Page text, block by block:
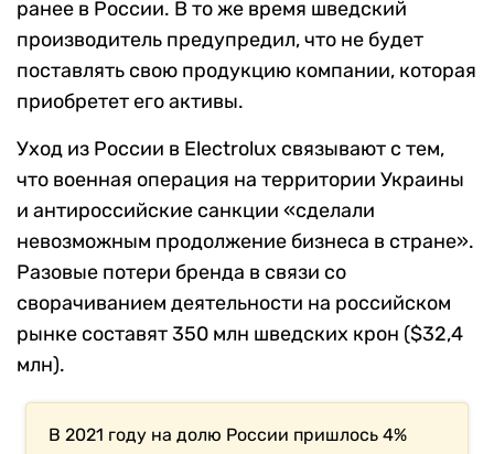
ранее в России. В то же время шведский
производитель предупредил, что не будет
поставлять свою продукцию компании, которая
приобретет его активы.
Уход из России в Electrolux связывают с тем,
что военная операция на территории Украины
и антироссийские санкции «сделали
невозможным продолжение бизнеса в стране».
Разовые потери бренда в связи со
сворачиванием деятельности на российском
рынке составят 350 млн шведских крон ($32,4
млн).
В 2021 году на долю России пришлось 4%